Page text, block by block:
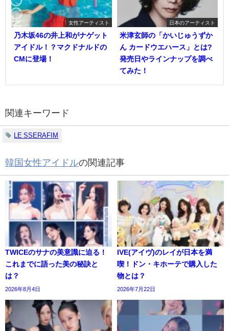
女性アーティスト
乃木坂46の井上和がナゲット
アイドル！？マクドナルドの
CMに登場！
日本のアーティスト
米津玄師の「かいじゅうずか
ん カードウエハース」とは?
発売日やラインナップを調べ
てみた！
関連キーワード
LE SSERAFIM
韓国女性アイドルの関連記事
TWICEのサナの美意識に迫る！
これまでに語った美の秘訣と
は？
2026年8月4日
IVE(アイヴ)のレイが日本を満
喫！ドン・キホーテで購入した
物とは？
2026年7月22日